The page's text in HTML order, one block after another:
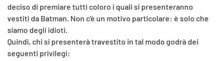
deciso di premiare tutti coloro i quali si presenteranno
vestiti da Batman. Non c'è un motivo particolare: è solo che
siamo degli idioti.
Quindi, chi si presenterà travestito in tal modo godrà dei
seguenti privilegi: